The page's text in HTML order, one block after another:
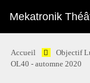
Mekatronik
Accueil Objectif
OL40 - automne 2020